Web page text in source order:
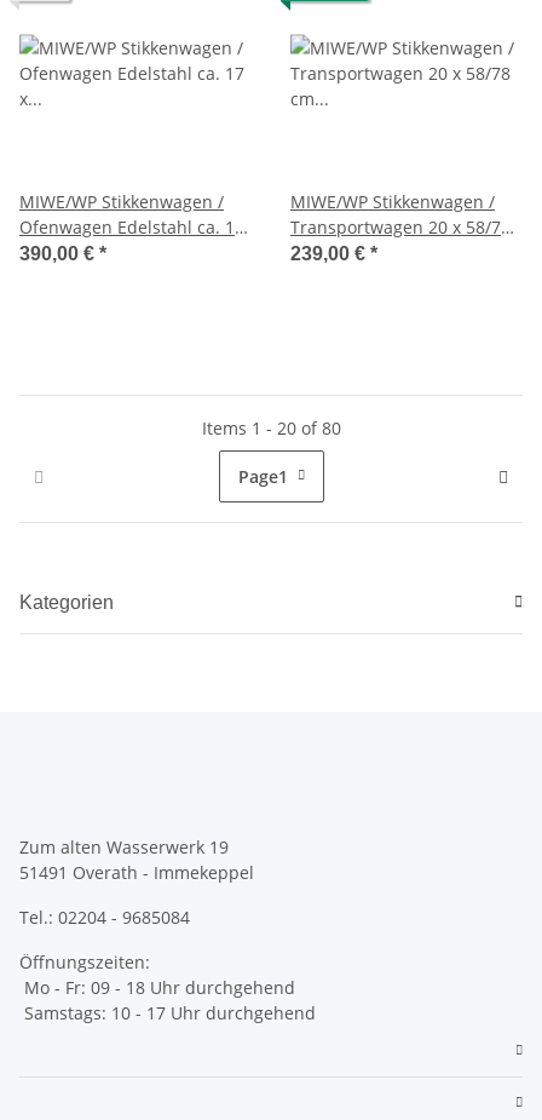
MIWE/WP Stikkenwagen /
Ofenwagen Edelstahl ca. 17
x 74/100 cm; Höhe: ca. 178
390,00 € *
MIWE/WP Stikkenwagen /
Transportwagen 20 x 58/78
cm Edelstahl
239,00 € *
Items 1 - 20 of 80
Page1
Kategorien
Zum alten Wasserwerk 19
51491 Overath - Immekeppel
Tel.: 02204 - 9685084
Öffnungszeiten:
Mo - Fr: 09 - 18 Uhr durchgehend
Samstags: 10 - 17 Uhr durchgehend